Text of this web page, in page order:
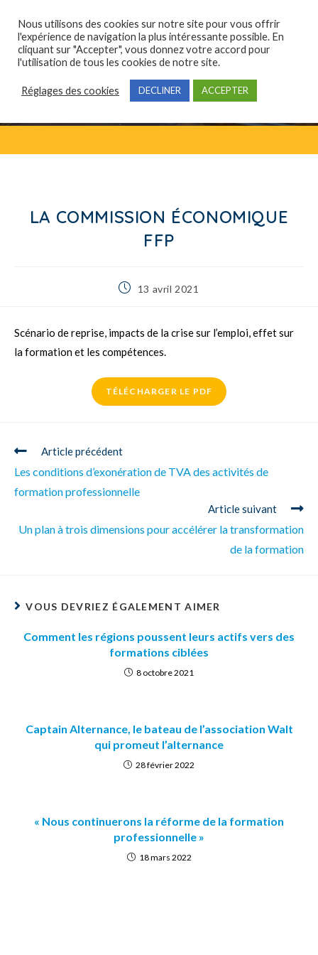
LA COMMISSION ÉCONOMIQUE
FFP
13 avril 2021
Scénario de reprise, impacts de la crise sur l’emploi, effet sur
la formation et les compétences.
TÉLÉCHARGER LE PDF
Article précédent
Les conditions d’exonération de TVA des activités de
formation professionnelle
Article suivant
Un plan à trois dimensions pour accélérer la transformation
de la formation
VOUS DEVRIEZ ÉGALEMENT AIMER
Comment les régions poussent leurs actifs vers des
formations ciblées
8 octobre 2021
Captain Alternance, le bateau de l’association Walt
qui promeut l’alternance
28 février 2022
« Nous continuerons la réforme de la formation
professionnelle »
18 mars 2022
Nous utilisons des cookies sur notre site pour vous offrir
l'expérience de navigation la plus intéressante possible. En
cliquant sur "Accepter", vous donnez votre accord pour
l'utilisation de tous les cookies de notre site.
Réglages des cookies DECLINER ACCEPTER